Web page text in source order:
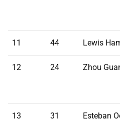
11 44 Lewis
12 24 Zhou
13 31 Esteban